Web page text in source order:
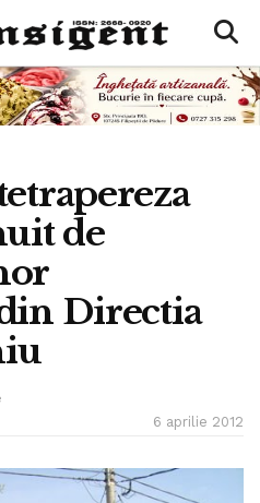
de
Directia
6 aprilie 2012